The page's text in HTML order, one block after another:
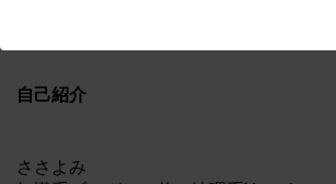
自己紹介
ささよみ